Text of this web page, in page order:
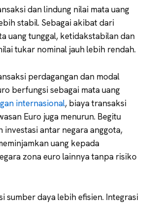
dan lindung nilai mata uang
stabil. Sebagai akibat dari
uang tunggal, ketidakstabilan dan
tukar nominal jauh lebih rendah.
perdagangan dan modal
berfungsi sebagai mata uang
internasional, biaya transaksi
Euro juga menurun. Begitu
investasi antar negara anggota,
uang kepada
zona euro lainnya tanpa risiko
sumber daya lebih efisien. Integrasi